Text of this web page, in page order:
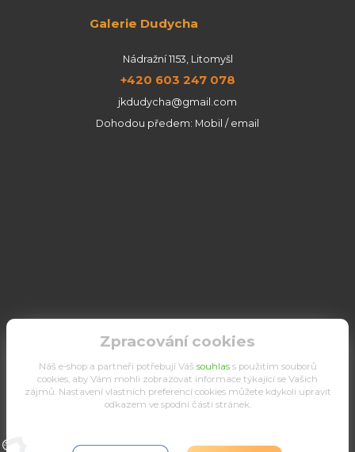
Galerie Dudycha
Nádražní 1153, Litomyšl
+420 603 247 078
jkdudycha@gmail.com
Dohodou předem: Mobil / email
Upravit sběr cookies.
Zpracování cookies
Náš e-shop a partneři potřebují Váš souhlass použitím souborů
cookies, aby Vám mohli zobrazovat informace týkající se Vašich
zájmů. Nastavení vlastních preferencí cookies můžete kdykoli upravit
odkazem ve spodní části stránek.